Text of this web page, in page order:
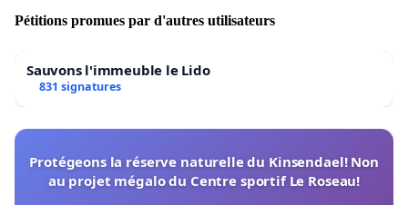
Pétitions promues par d'autres utilisateurs
Sauvons l'immeuble le Lido
831 signatures
Protégeons la réserve naturelle du Kinsendael! Non
au projet mégalo du Centre sportif Le Roseau!